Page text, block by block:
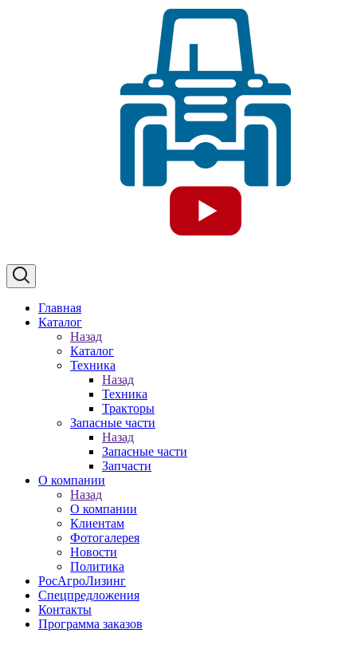
Главная
Каталог
Назад
Каталог
Техника
Назад
Техника
Тракторы
Запасные части
Назад
Запасные части
Запчасти
О компании
Назад
О компании
Клиентам
Фотогалерея
Новости
Политика
РосАгроЛизинг
Спецпредложения
Контакты
Программа заказов